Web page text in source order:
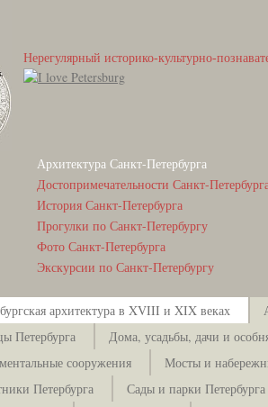
Нерегулярный историко-культурно-
Архитектура Санкт-Петербурга
Достопримечательности Санкт-
История Санкт-Петербурга
Прогулки по Санкт-Петербургу
Фото Санкт-Петербурга
Экскурсии по Санкт-Петербургу
архитектура в XVIII и XIX веках
Петербурга
Дома, усадьбы, дачи и
сооружения
Мосты и
Петербурга
Сады и парки Петербурга